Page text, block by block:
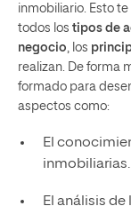
inmobiliario. Esto
todos los tipos de
negocio, los
realizan. De forma
formado para
aspectos como:
El
inmobiliarias.
El análisis